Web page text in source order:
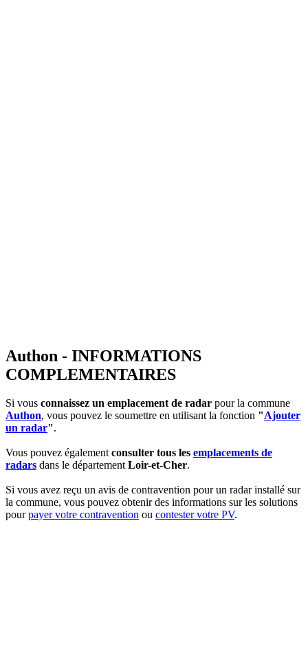
Authon - INFORMATIONS
COMPLEMENTAIRES
Si vous connaissez un emplacement de radar pour la commune
Authon, vous pouvez le soumettre en utilisant la fonction "Ajouter
un radar".
Vous pouvez égalementconsulter tous les emplacements de
radars dans le départementLoir-et-Cher.
Si vous avez reçu un avis de contravention pour un radar installé sur
la commune, vous pouvez obtenir des informations sur les solutions
pourpayer votre contravention ou contester votre PV.